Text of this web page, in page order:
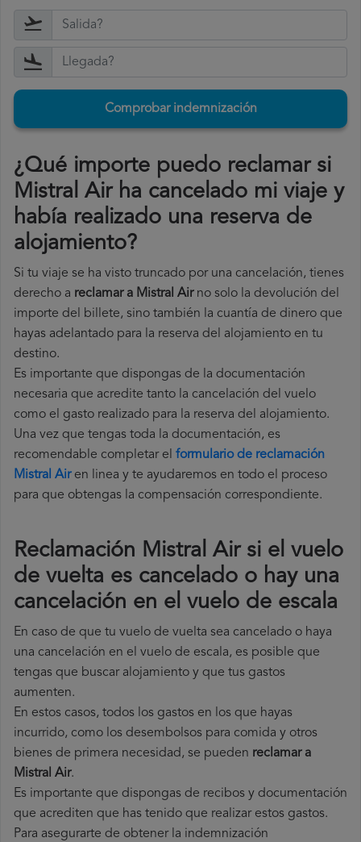
Comprobar indemnización
¿Qué importe puedo reclamar si
Mistral Air ha cancelado mi viaje y
había realizado una reserva de
alojamiento?
Si tu viaje se ha visto truncado por una cancelación, tienes
derecho a reclamar a Mistral Airno solo la devolución del
importe del billete, sino también la cuantía de dinero que
hayas adelantado para la reserva del alojamiento en tu
destino.
Es importante que dispongas de la documentación
necesaria que acredite tanto la cancelación del vuelo
como el gasto realizado para la reserva del alojamiento.
Una vez que tengas toda la documentación, es
recomendable completar el formulario de reclamación
Mistral Airen linea y te ayudaremos en todo el proceso
para que obtengas la compensación correspondiente.
Reclamación Mistral Air si el vuelo
de vuelta es cancelado o hay una
cancelación en el vuelo de escala
En caso de que tu vuelo de vuelta sea cancelado o haya
una cancelación en el vuelo de escala, es posible que
tengas que buscar alojamiento y que tus gastos
aumenten.
En estos casos, todos los gastos en los que hayas
incurrido, como los desembolsos para comida y otros
bienes de primera necesidad, se pueden reclamar a
Mistral Air.
Es importante que dispongas de recibos y documentación
que acrediten que has tenido que realizar estos gastos.
Para asegurarte de obtener la indemnización